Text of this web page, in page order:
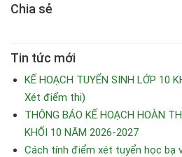
Chia sẻ
Tin tức mới
KẾ HOẠCH TUYỂN SINH LỚP 10
Xét điểm thi)
THÔNG BÁO KẾ HOẠCH HOÀN
KHỐI 10 NĂM 2026-2027
Cách tính điểm xét tuyển học bạ